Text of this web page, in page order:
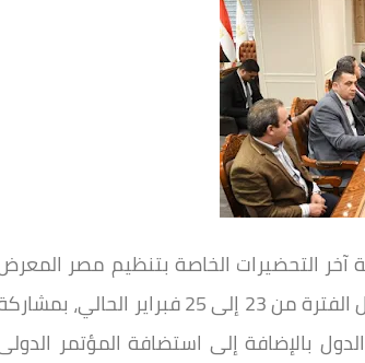
آخر التحضيرات الخاصة بتنظيم مصر
الرياضي الدولي “سبورتس إكسبو”، والذي من المقرر ان يقام خلال الفترة من 23 إلى 25 فبراير الحالي،
بالإضافة إلى استضافة المؤتمر